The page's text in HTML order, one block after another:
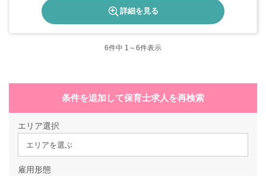
詳細を見る
6件中 1～6件表示
条件を追加して保育士求人を再検索
エリア選択
エリアを選ぶ
雇用形態